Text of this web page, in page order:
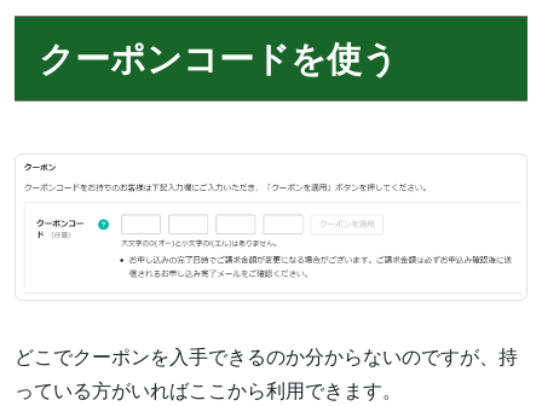
クーポンコードを使う
どこでクーポンを入手できるのか分からないのですが、持
っている方がいればここから利用できます。